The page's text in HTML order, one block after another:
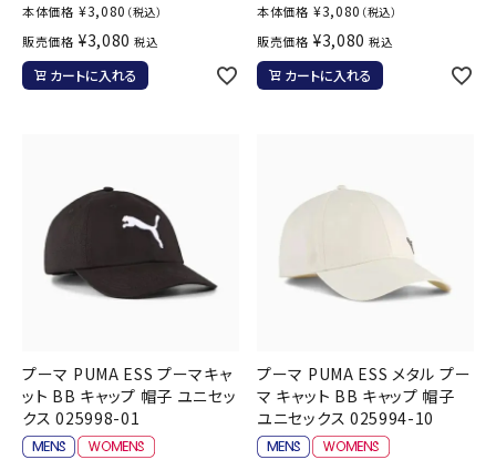
本体価格 ¥3,080 （税込）
販売価格 ¥3,080 税込
カートに入れる
本体価格 ¥3,080 （税込）
販売価格 ¥3,080 税込
カートに入れる
プーマ PUMA ESS プーマキャ
ット BB キャップ 帽子 ユニセッ
クス 025998-01
プーマ PUMA ESS メタル プー
マ キャット BB キャップ 帽子
ユニセックス 025994-10